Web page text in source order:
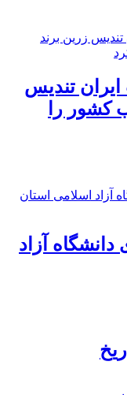
تندیس
کشور را
آزاد